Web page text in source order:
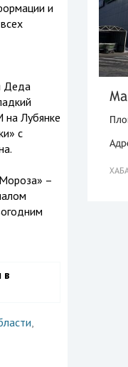
и
Деда
на Лубянке
с
–
в
,